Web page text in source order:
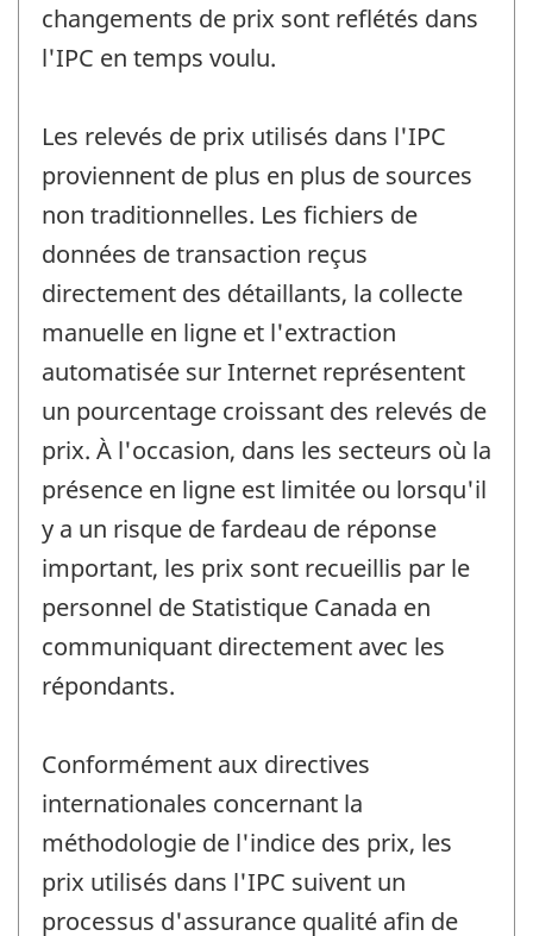
changements de prix sont reflétés dans
l'IPC en temps voulu.
Les relevés de prix utilisés dans l'IPC
proviennent de plus en plus de sources
non traditionnelles. Les fichiers de
données de transaction reçus
directement des détaillants, la collecte
manuelle en ligne et l'extraction
automatisée sur Internet représentent
un pourcentage croissant des relevés de
prix. À l'occasion, dans les secteurs où la
présence en ligne est limitée ou lorsqu'il
y a un risque de fardeau de réponse
important, les prix sont recueillis par le
personnel de Statistique Canada en
communiquant directement avec les
répondants.
Conformément aux directives
internationales concernant la
méthodologie de l'indice des prix, les
prix utilisés dans l'IPC suivent un
processus d'assurance qualité afin de